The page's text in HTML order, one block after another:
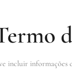
incluir informações